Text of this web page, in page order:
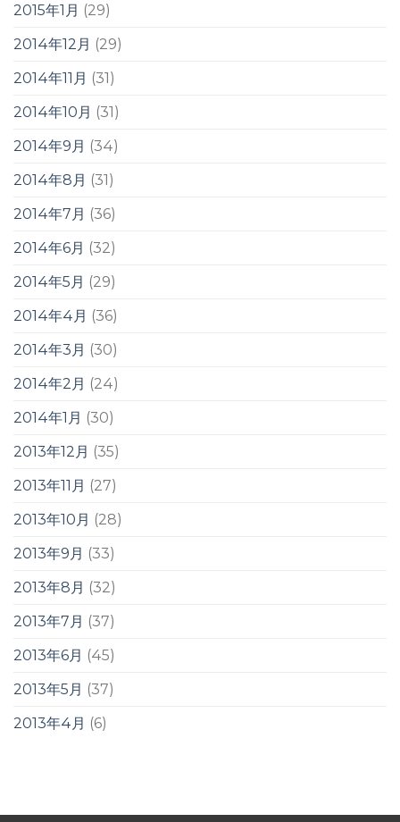
2015年1月 (29)
2014年12月 (29)
2014年11月 (31)
2014年10月 (31)
2014年9月 (34)
2014年8月 (31)
2014年7月 (36)
2014年6月 (32)
2014年5月 (29)
2014年4月 (36)
2014年3月 (30)
2014年2月 (24)
2014年1月 (30)
2013年12月 (35)
2013年11月 (27)
2013年10月 (28)
2013年9月 (33)
2013年8月 (32)
2013年7月 (37)
2013年6月 (45)
2013年5月 (37)
2013年4月 (6)